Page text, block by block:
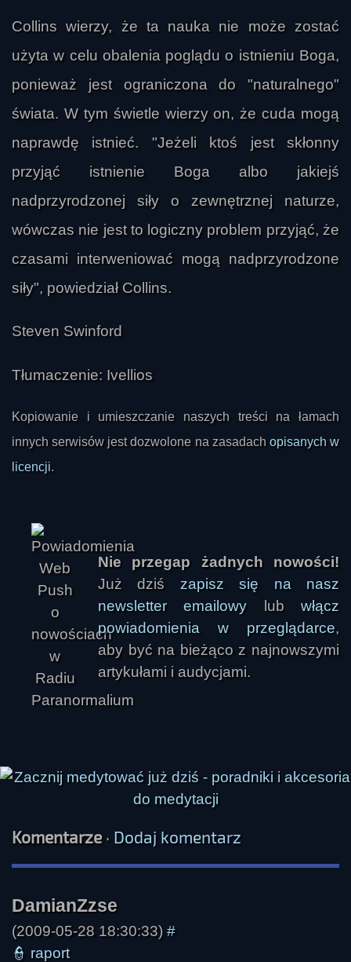
Collins wierzy, że ta nauka nie może zostać
użyta w celu obalenia poglądu o istnieniu Boga,
ponieważ jest ograniczona do "naturalnego"
świata. W tym świetle wierzy on, że cuda mogą
naprawdę istnieć. "Jeżeli ktoś jest skłonny
przyjąć istnienie Boga albo jakiejś
nadprzyrodzonej siły o zewnętrznej naturze,
wówczas nie jest to logiczny problem przyjąć, że
czasami interweniować mogą nadprzyrodzone
siły", powiedział Collins.
Steven Swinford
Tłumaczenie: Ivellios
Kopiowanie i umieszczanie naszych treści na łamach
innych serwisów jest dozwolone na zasadach opisanych w
licencji.
Nie przegap żadnych nowości!
Już dziś zapisz się na nasz
newsletter emailowy lubwłącz
powiadomienia w przeglądarce,
aby być na bieżąco z najnowszymi
artykułami i audycjami.
Komentarze· Dodaj komentarz
(2009-05-28 18:30:33) #
👮 raport